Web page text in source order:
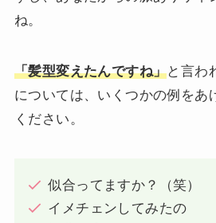
ね。
「髪型変えたんですね」と言わ
については、いくつかの例をあ
ください。
似合ってますか？（笑）
イメチェンしてみたの